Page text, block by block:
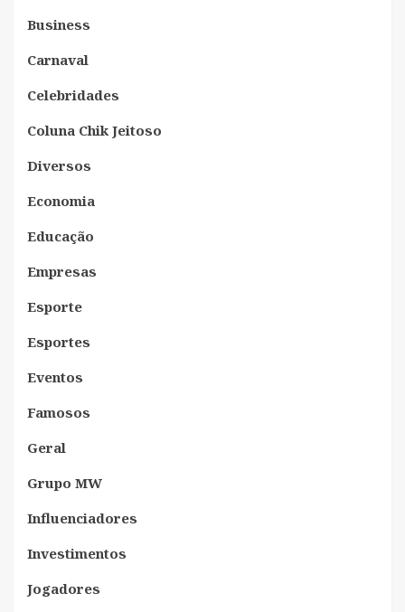
Business
Carnaval
Celebridades
Coluna Chik Jeitoso
Diversos
Economia
Educação
Empresas
Esporte
Esportes
Eventos
Famosos
Geral
Grupo MW
Influenciadores
Investimentos
Jogadores